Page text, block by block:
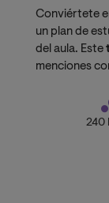
Conviértete
un plan de
del aula. Este
menciones
240